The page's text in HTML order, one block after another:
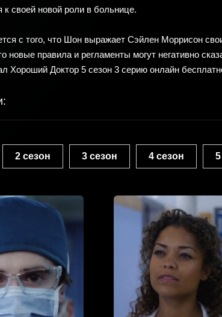
к своей новой роли в больнице.
с того, что Шон выражает Сэйлен Моррисон
новые правила и регламенты могут негативно
Хороший Доктор 5 сезон 3 серию онлайн
2 сезон 3 сезон 4 сезон